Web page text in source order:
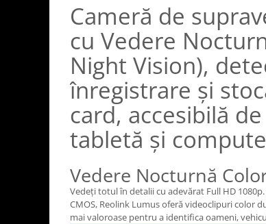
Cameră de
cu Vedere
Night Vision),
înregistrare și
card, accesibilă
tabletă și
Vedere Nocturnă
Vedeți totul în detalii cu adevărat Full HD
CMOS, Reolink Lumus oferă videoclipuri color
mai valoroase pentru a identifica oameni,